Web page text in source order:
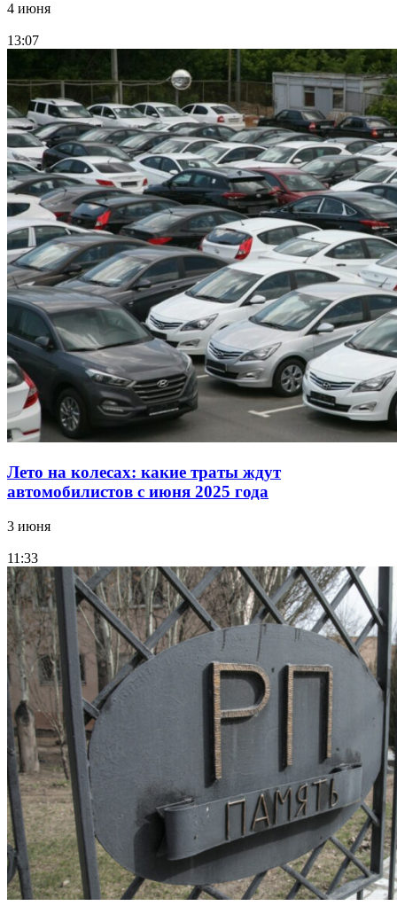
4 июня
13:07
Лето на колесах: какие траты ждут
автомобилистов с июня 2025 года
3 июня
11:33